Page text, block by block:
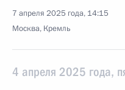
7 апреля 2025 года, 14:15
Москва, Кремль
4 апреля 2025 года,